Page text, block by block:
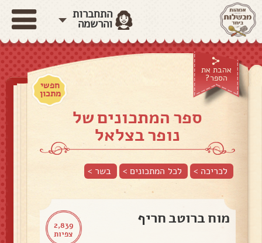
התחברות
והרשמה
אהבת את
הספר?
חפשי
מתכון
ספר המתכונים של
נופר בצלאל
לכריכה > לכל המתכונים > בשר >
2,839
צפיות
מוח ברוטב חריף